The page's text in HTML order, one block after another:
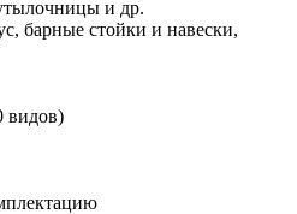
и др.
барные стойки и навески,
видов)